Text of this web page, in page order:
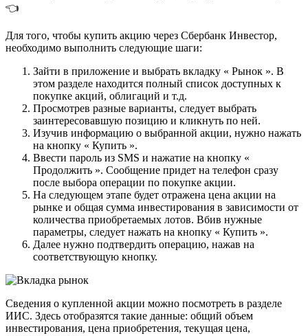
👈
Для того, чтобы купить акцию через Сбербанк Инвестор,
необходимо выполнить следующие шаги:
Зайти в приложение и выбрать вкладку « Рынок ». В
этом разделе находится полный список доступных к
покупке акций, облигаций и т.д.
Просмотрев разные варианты, следует выбрать
заинтересовавшую позицию и кликнуть по ней.
Изучив информацию о выбранной акции, нужно нажать
на кнопку « Купить ».
Ввести пароль из SMS и нажатие на кнопку «
Продолжить ». Сообщение придет на телефон сразу
после выбора операции по покупке акции.
На следующем этапе будет отражена цена акции на
рынке и общая сумма инвестирования в зависимости от
количества приобретаемых лотов. Вбив нужные
параметры, следует нажать на кнопку « Купить ».
Далее нужно подтвердить операцию, нажав на
соответствующую кнопку.
Сведения о купленной акции можно посмотреть в разделе
ИИС. Здесь отобразятся такие данные: общий объем
инвестирования, цена приобретения, текущая цена,